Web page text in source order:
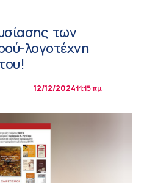
των
λογοτέχνη
12/12/202411:15 πμ